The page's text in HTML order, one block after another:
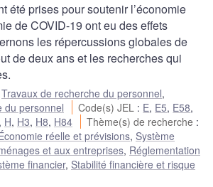
été prises pour soutenir l’économie
de COVID-19 ont eu des effets
les répercussions globales de
de deux ans et les recherches qui
Travaux de recherche du personnel,
du personnel
Code(s) JEL : E, E5, E58,
, H, H3, H8, H84 Thème(s) de recherche :
réelle et prévisions, Système
et aux entreprises, Réglementation
financier, Stabilité financière et risque